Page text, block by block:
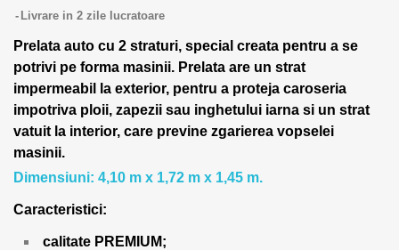
Livrare in 2 zile lucratoare
Prelata auto cu 2 straturi, special creata pentru a se
potrivi pe forma masinii. Prelata are un strat
impermeabil la exterior, pentru a proteja caroseria
impotriva ploii, zapezii sau inghetului iarna si un strat
vatuit la interior, care previne zgarierea vopselei
masinii.
Dimensiuni: 4,10 m x 1,72 m x 1,45 m.
Caracteristici:
calitate PREMIUM;